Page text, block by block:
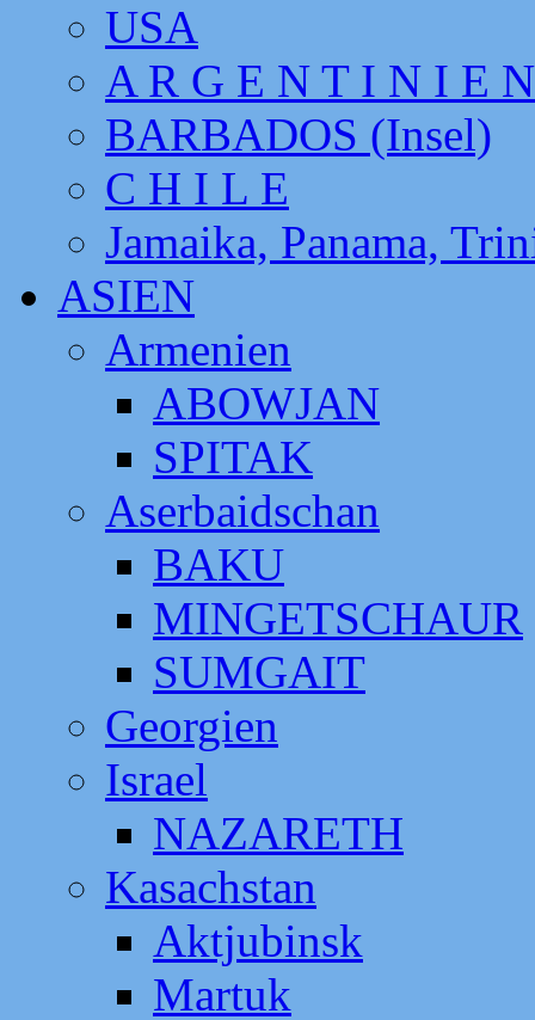
USA
A R G E N T I N I E N
BARBADOS (Insel)
C H I L E
Jamaika, Panama,
ASIEN
Armenien
ABOWJAN
SPITAK
Aserbaidschan
BAKU
MINGETSCHAUR
SUMGAIT
Georgien
Israel
NAZARETH
Kasachstan
Aktjubinsk
Martuk